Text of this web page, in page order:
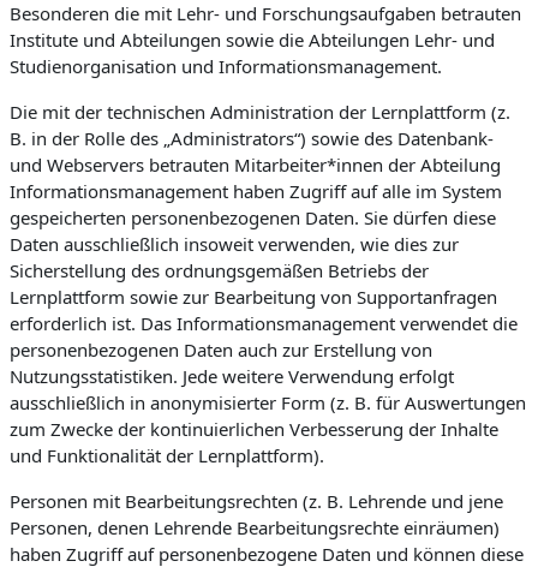
Besonderen die mit Lehr- und Forschungsaufgaben betrauten
Institute und Abteilungen sowie die Abteilungen Lehr- und
Studienorganisation und Informationsmanagement.
Die mit der technischen Administration der Lernplattform (z.
B. in der Rolle des „Administrators“) sowie des Datenbank-
und Webservers betrauten Mitarbeiter*innen der Abteilung
Informationsmanagement haben Zugriff auf alle im System
gespeicherten personenbezogenen Daten. Sie dürfen diese
Daten ausschließlich insoweit verwenden, wie dies zur
Sicherstellung des ordnungsgemäßen Betriebs der
Lernplattform sowie zur Bearbeitung von Supportanfragen
erforderlich ist. Das Informationsmanagement verwendet die
personenbezogenen Daten auch zur Erstellung von
Nutzungsstatistiken. Jede weitere Verwendung erfolgt
ausschließlich in anonymisierter Form (z. B. für Auswertungen
zum Zwecke der kontinuierlichen Verbesserung der Inhalte
und Funktionalität der Lernplattform).
Personen mit Bearbeitungsrechten (z. B. Lehrende und jene
Personen, denen Lehrende Bearbeitungsrechte einräumen)
haben Zugriff auf personenbezogene Daten und können diese